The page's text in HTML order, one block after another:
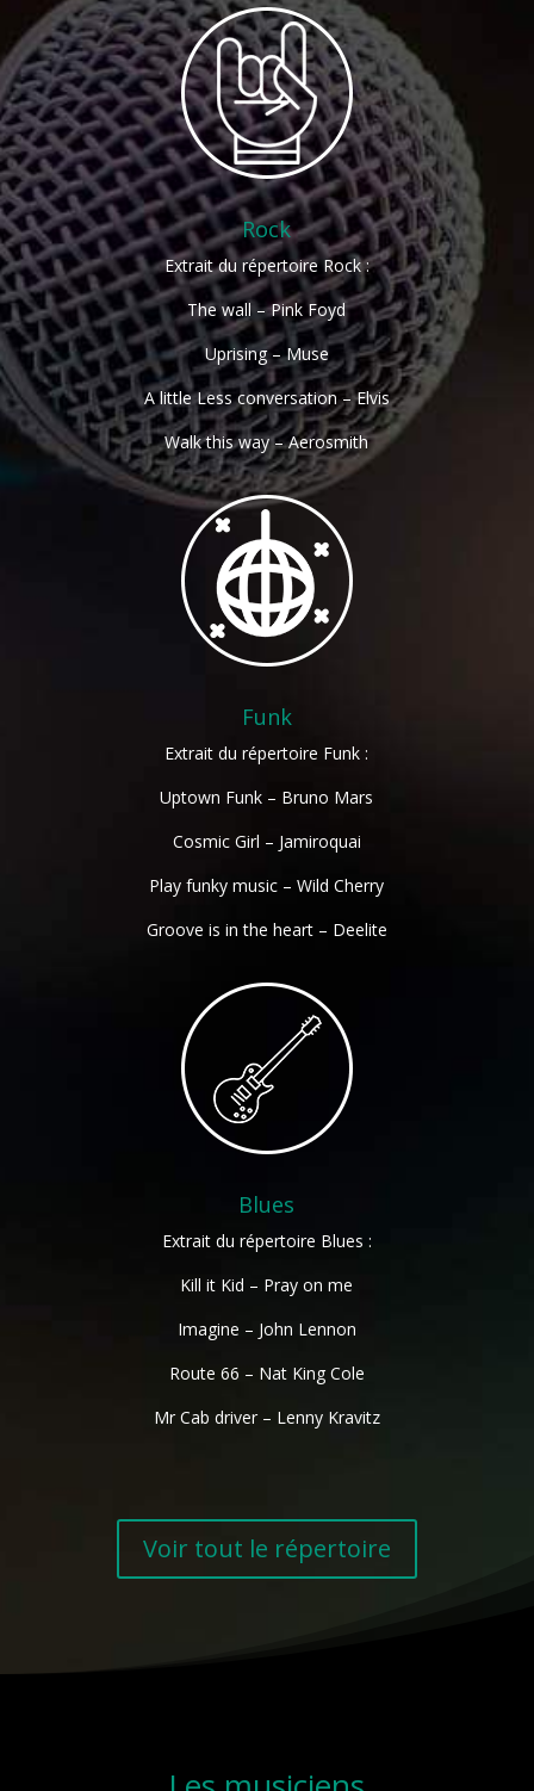
Rock
Extrait du répertoire Rock :
The wall – Pink Foyd
Uprising – Muse
A little Less conversation – Elvis
Walk this way – Aerosmith
Funk
Extrait du répertoire Funk :
Uptown Funk – Bruno Mars
Cosmic Girl – Jamiroquai
Play funky music – Wild Cherry
Groove is in the heart – Deelite
Blues
Extrait du répertoire Blues :
Kill it Kid – Pray on me
Imagine – John Lennon
Route 66 – Nat King Cole
Mr Cab driver – Lenny Kravitz
Voir tout le répertoire